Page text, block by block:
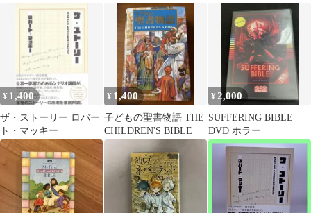
バー 青春小説 小説 本
BIBLE
¥ 1,400
ザ・ストーリー ロバー
ト・マッキー
¥ 1,400
子どもの聖書物語 THE
CHILDREN'S BIBLE
¥ 2,000
SUFFERING BIBLE
DVD ホラー